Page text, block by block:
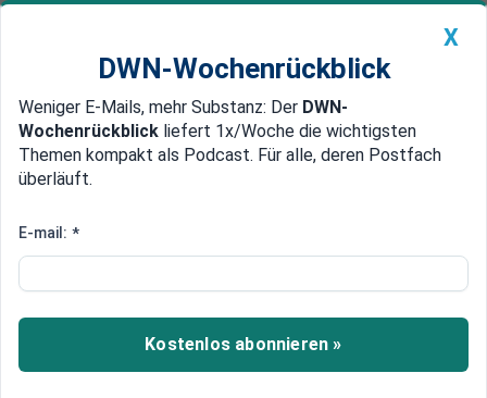
Newsticker MEIN DWN: Geldanlage Premium
Edelmetalle DWN-Magazin China
Russland nach Jahren im Krieg:
Putins Krieg gegen die Ukraine zeigt wachsende
Risse in Russlands Militär, Wirtschaft und
Machtapparat. Wird die Schwäche des Kreml für
X
DWN-Wochenrückblick
Weniger E-Mails, mehr Substanz: Der DWN-
Wochenrückblick liefert 1x/Woche die wichtigsten
Themen kompakt als Podcast. Für alle, deren Postfach
überläuft.
E-mail: *
Kostenlos abonnieren »